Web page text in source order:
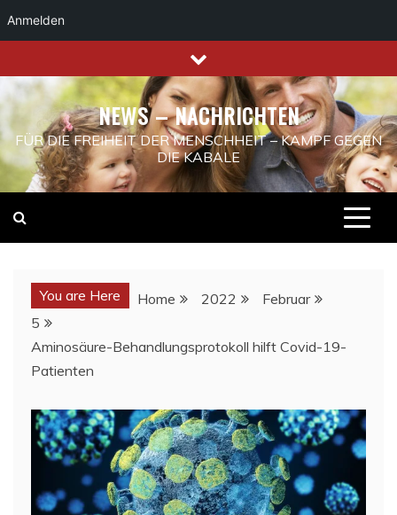
Anmelden
to
content
NEWS – NACHRICHTEN
FÜR DIE FREIHEIT DER MENSCHHEIT – KAMPF GEGEN
DIE KABALE
You are Here Home 2022
Februar
5
Aminosäure-Behandlungsprotokoll hilft Covid-19-
Patienten